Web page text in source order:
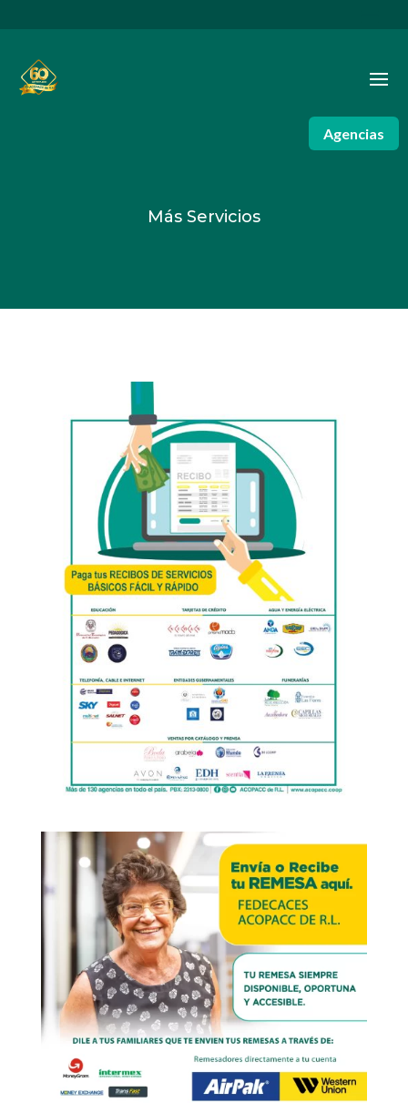
Agencias
Más Servicios